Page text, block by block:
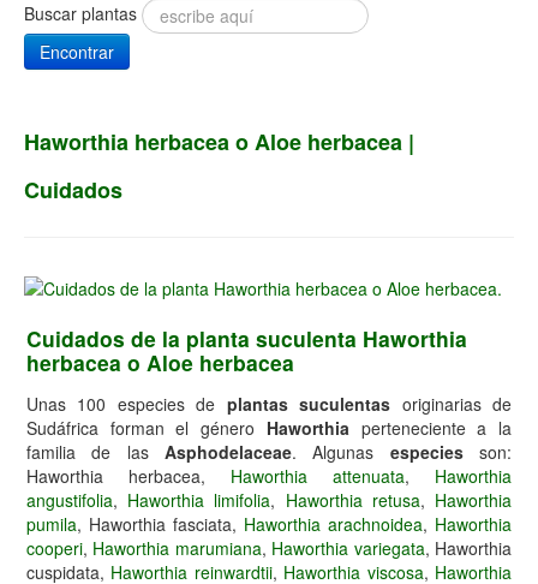
Buscar plantas
Encontrar
Haworthia herbacea o Aloe herbacea |
Cuidados
Cuidados de la planta suculenta Haworthia
herbacea o Aloe herbacea
Unas 100 especies de plantas suculentas originarias de
Sudáfrica forman el género Haworthiaperteneciente a la
familia de las Asphodelaceae. Algunas especiesson:
Haworthia herbacea, Haworthia attenuata, Haworthia
angustifolia, Haworthia limifolia, Haworthia retusa, Haworthia
pumila, Haworthia fasciata, Haworthia arachnoidea, Haworthia
cooperi, Haworthia marumiana, Haworthia variegata, Haworthia
cuspidata, Haworthia reinwardtii, Haworthia viscosa, Haworthia